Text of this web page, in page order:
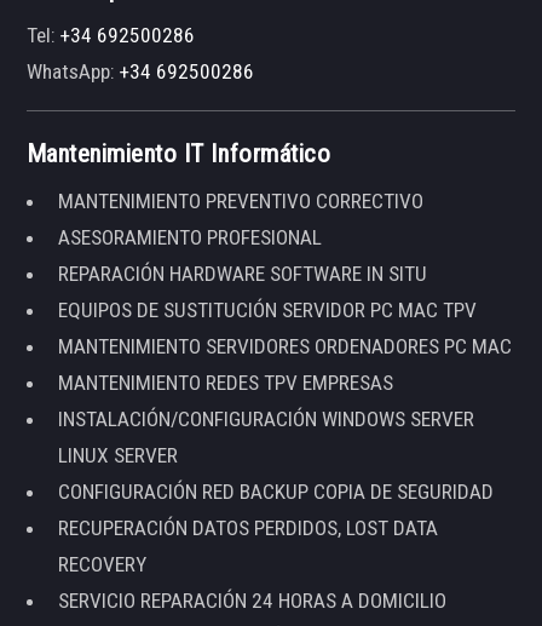
Tel:+34 692500286
WhatsApp:+34 692500286
Mantenimiento IT Informático
MANTENIMIENTO PREVENTIVO CORRECTIVO
ASESORAMIENTO PROFESIONAL
REPARACIÓN HARDWARE SOFTWARE IN SITU
EQUIPOS DE SUSTITUCIÓN SERVIDOR PC MAC TPV
MANTENIMIENTO SERVIDORES ORDENADORES PC MAC
MANTENIMIENTO REDES TPV EMPRESAS
INSTALACIÓN/CONFIGURACIÓN WINDOWS SERVER
LINUX SERVER
CONFIGURACIÓN RED BACKUP COPIA DE SEGURIDAD
RECUPERACIÓN DATOS PERDIDOS, LOST DATA
RECOVERY
SERVICIO REPARACIÓN 24 HORAS A DOMICILIO